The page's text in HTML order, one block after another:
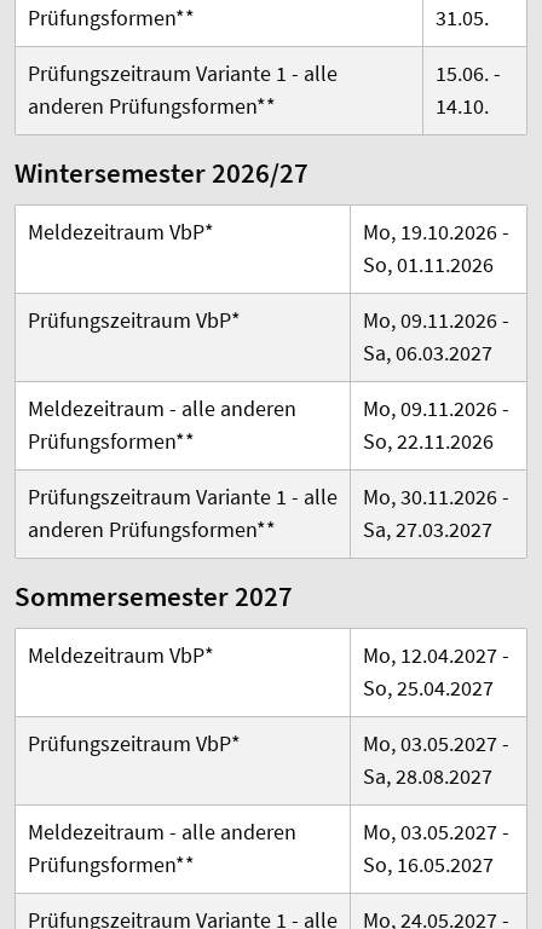
Prüfungsformen**
31.05.
Prüfungszeitraum Variante 1 - alle
anderen Prüfungsformen**
15.06. -
14.10.
Wintersemester 2026/27
Meldezeitraum VbP*
Mo, 19.10.2026 -
So, 01.11.2026
Prüfungszeitraum VbP*
Mo, 09.11.2026 -
Sa, 06.03.2027
Meldezeitraum - alle anderen
Prüfungsformen**
Mo, 09.11.2026 -
So, 22.11.2026
Prüfungszeitraum Variante 1 - alle
anderen Prüfungsformen**
Mo, 30.11.2026 -
Sa, 27.03.2027
Sommersemester 2027
Meldezeitraum VbP*
Mo, 12.04.2027 -
So, 25.04.2027
Prüfungszeitraum VbP*
Mo, 03.05.2027 -
Sa, 28.08.2027
Meldezeitraum - alle anderen
Prüfungsformen**
Mo, 03.05.2027 -
So, 16.05.2027
Prüfungszeitraum Variante 1 - alle
Mo, 24.05.2027 -